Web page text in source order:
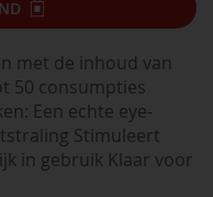
met de inhoud van
50 consumpties
Een echte eye-
Stimuleert
in gebruik Klaar voor